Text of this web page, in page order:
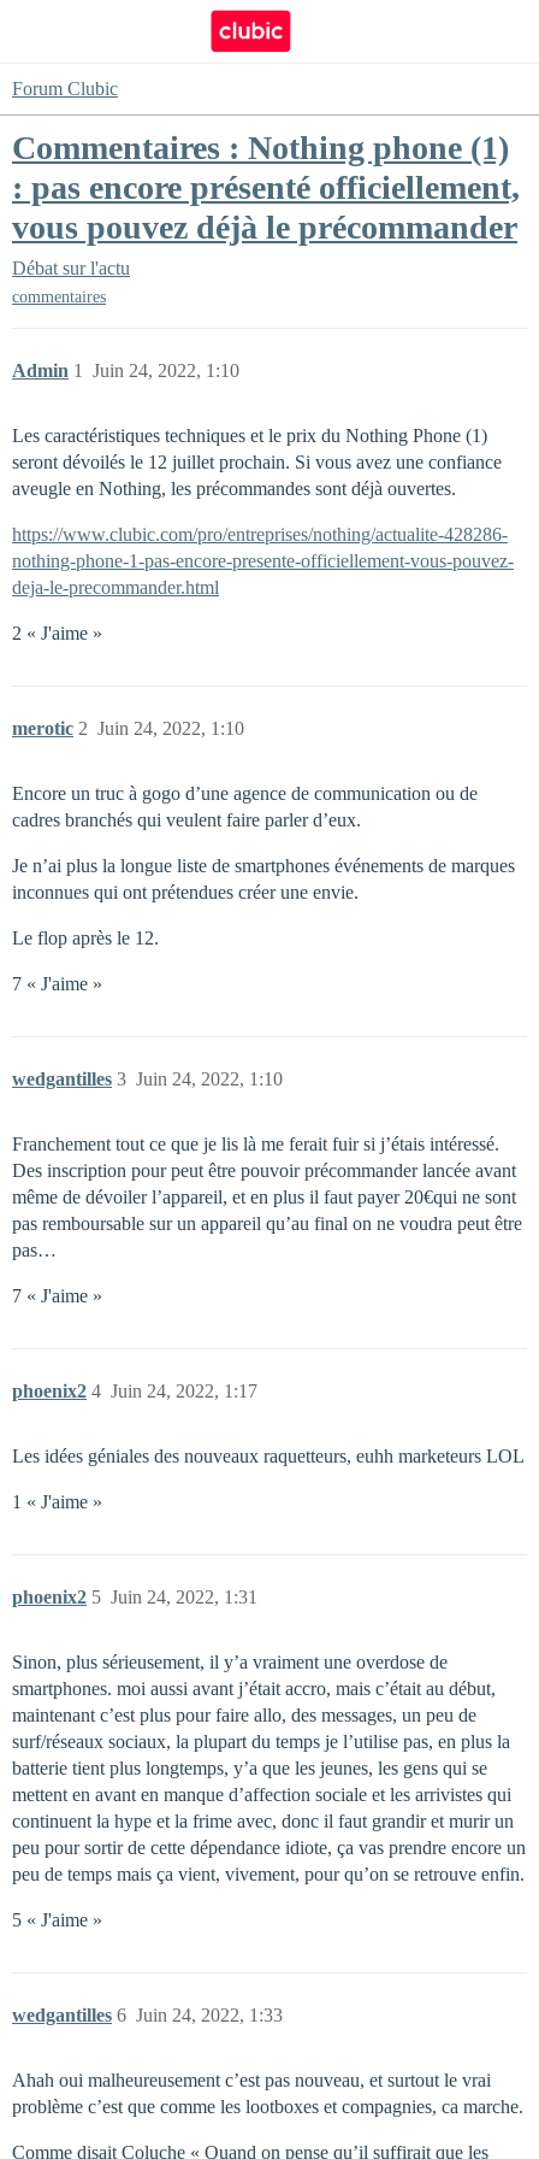
Forum Clubic
Commentaires : Nothing phone (1)
: pas encore présenté officiellement,
vous pouvez déjà le précommander
Débat sur l'actu
commentaires
Admin Juin 24, 2022, 1:10
1
Les caractéristiques techniques et le prix du Nothing Phone (1)
seront dévoilés le 12 juillet prochain. Si vous avez une confiance
aveugle en Nothing, les précommandes sont déjà ouvertes.
https://www.clubic.com/pro/entreprises/nothing/actualite-428286-
nothing-phone-1-pas-encore-presente-officiellement-vous-pouvez-
deja-le-precommander.html
2 « J'aime »
merotic Juin 24, 2022, 1:10
2
Encore un truc à gogo d’une agence de communication ou de
cadres branchés qui veulent faire parler d’eux.
Je n’ai plus la longue liste de smartphones événements de marques
inconnues qui ont prétendues créer une envie.
Le flop après le 12.
7 « J'aime »
wedgantilles Juin 24, 2022, 1:10
3
Franchement tout ce que je lis là me ferait fuir si j’étais intéressé.
Des inscription pour peut être pouvoir précommander lancée avant
même de dévoiler l’appareil, et en plus il faut payer 20€qui ne sont
pas remboursable sur un appareil qu’au final on ne voudra peut être
pas…
7 « J'aime »
phoenix2 Juin 24, 2022, 1:17
4
Les idées géniales des nouveaux raquetteurs, euhh marketeurs LOL
1 « J'aime »
phoenix2 Juin 24, 2022, 1:31
5
Sinon, plus sérieusement, il y’a vraiment une overdose de
smartphones. moi aussi avant j’était accro, mais c’était au début,
maintenant c’est plus pour faire allo, des messages, un peu de
surf/réseaux sociaux, la plupart du temps je l’utilise pas, en plus la
batterie tient plus longtemps, y’a que les jeunes, les gens qui se
mettent en avant en manque d’affection sociale et les arrivistes qui
continuent la hype et la frime avec, donc il faut grandir et murir un
peu pour sortir de cette dépendance idiote, ça vas prendre encore un
peu de temps mais ça vient, vivement, pour qu’on se retrouve enfin.
5 « J'aime »
wedgantilles Juin 24, 2022, 1:33
6
Ahah oui malheureusement c’est pas nouveau, et surtout le vrai
problème c’est que comme les lootboxes et compagnies, ca marche.
Comme disait Coluche « Quand on pense qu’il suffirait que les